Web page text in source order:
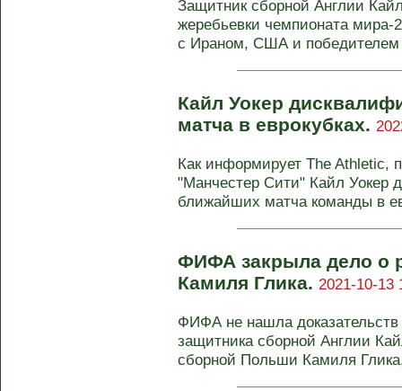
Защитник сборной Англии
жеребьевки чемпионата мира-
с Ираном, США и
Кайл Уокер
матча в еврокубках.
Как информирует The Athletic,
"Манчестер Сити" Кайл Уокер
ближайших матча команды в
ФИФА закрыла дело о
Камиля Глика. 2021-10-13
ФИФА не нашла доказательств
защитника сборной Англии
сборной Польши Камиля